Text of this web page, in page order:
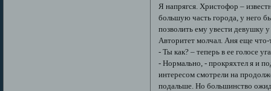
Я напрягся. Христофор –
большую часть города, у него
позволить ему увести девушку
Авторитет молчал. Аня еще что-
- Ты как? – теперь в ее голосе
- Нормально, - прокряхтел я и
интересом смотрели на
подальше. Но большинство